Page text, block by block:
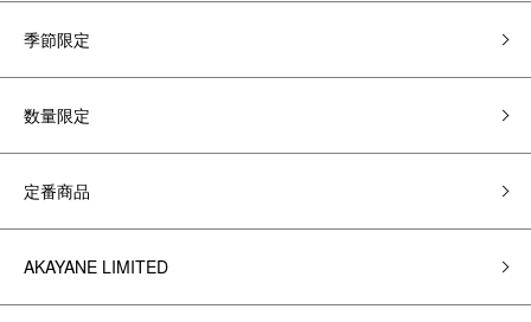
季節限定
数量限定
定番商品
AKAYANE LIMITED